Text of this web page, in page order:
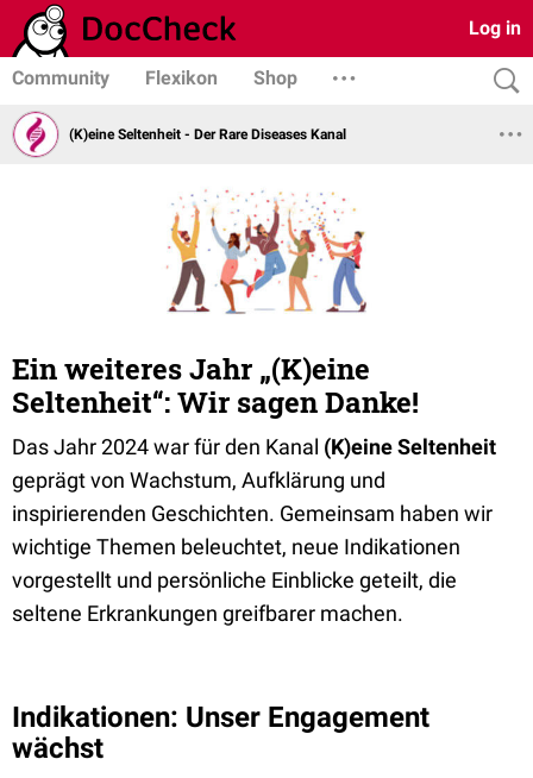
Log in
Community Flexikon Shop
(K)eine Seltenheit - Der Rare Diseases Kanal
Ein weiteres Jahr „(K)eine
Seltenheit“: Wir sagen Danke!
Das Jahr 2024 war für den Kanal (K)eine Seltenheit
geprägt von Wachstum, Aufklärung und
inspirierenden Geschichten. Gemeinsam haben wir
wichtige Themen beleuchtet, neue Indikationen
vorgestellt und persönliche Einblicke geteilt, die
seltene Erkrankungen greifbarer machen.
Indikationen: Unser Engagement
wächst